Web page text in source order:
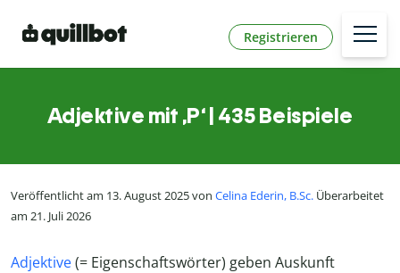
Registrieren
Adjektive mit ,P‘ | 435 Beispiele
Veröffentlicht am 13. August 2025 von Celina Ederin, B.Sc. Überarbeitet
am 21. Juli 2026
Adjektive(= Eigenschaftswörter) geben Auskunft